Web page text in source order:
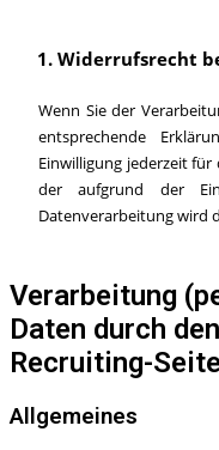
Widerrufsrecht
Wenn Sie der
entsprechende
Einwilligung jederzeit
der aufgrund der
Datenverarbeitung wird
Verarbeitung
Daten durch
Recruiting-Seite
Allgemeines